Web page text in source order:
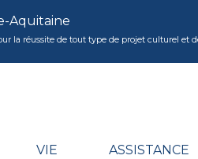
Aquitaine
la réussite de tout type de projet culturel et
VIE
ASSISTANCE